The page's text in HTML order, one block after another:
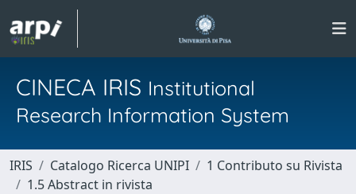
CINECA IRIS Institutional
Research Information System
IRIS Catalogo Ricerca UNIPI
1 Contributo su Rivista
1.5 Abstract in rivista